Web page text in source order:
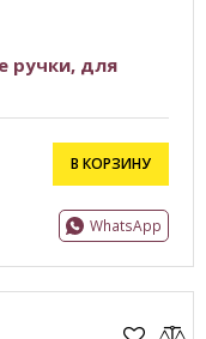
ручки, для
В КОРЗИНУ
WhatsApp